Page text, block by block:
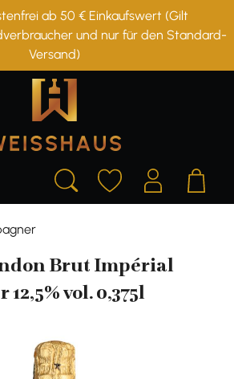
ab 50 € Einkaufswert (Gilt
und nur für den Standard-
Versand)
Brut Impérial
vol. 0,375l